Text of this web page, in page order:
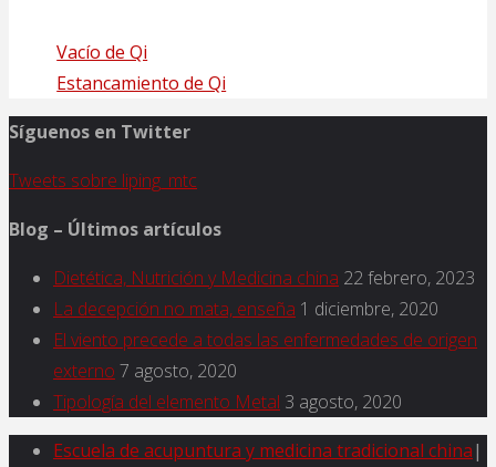
Vacío de Qi
Estancamiento de Qi
Síguenos en Twitter
Tweets sobre liping_mtc
Blog – Últimos artículos
Dietética, Nutrición y Medicina china 22 febrero, 2023
La decepción no mata, enseña 1 diciembre, 2020
El viento precede a todas las enfermedades de origen
externo 7 agosto, 2020
Tipología del elemento Metal 3 agosto, 2020
Escuela de acupuntura y medicina tradicional china|